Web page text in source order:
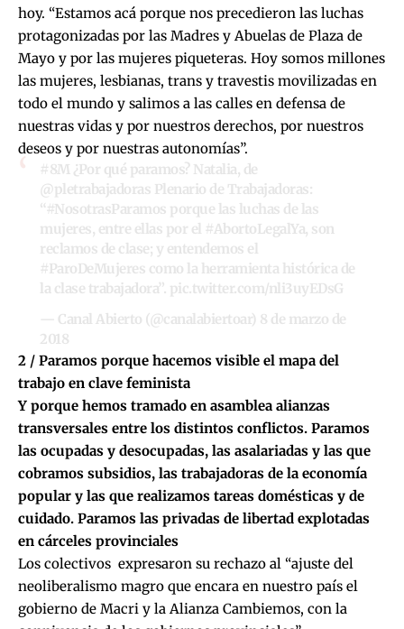
hoy. “Estamos acá porque nos precedieron las luchas
protagonizadas por las Madres y Abuelas de Plaza de
Mayo y por las mujeres piqueteras. Hoy somos millones
las mujeres, lesbianas, trans y travestis movilizadas en
todo el mundo y salimos a las calles en defensa de
nuestras vidas y por nuestros derechos, por nuestros
deseos y por nuestras autonomías”.
#8M¿Por qué paramos? Natalia, de
@pletrabajadoras Plenario de Trabajadoras:
“#NosotrasParamos porque las luchas de las
mujeres, entre ellas por el #AbortoLegalYa, son
reclamos de clase; y entendemos el
#ParoDeMujeres como la herramienta histórica de
la clase trabajadora”. pic.twitter.com/nli3uyEDsG
— Canal Abierto (@canalabiertoar) 8 de marzo de
2018
2 / Paramos porque hacemos visible el mapa del
trabajo en clave feminista
Y porque hemos tramado en asamblea alianzas
transversales entre los distintos conflictos. Paramos
las ocupadas y desocupadas, las asalariadas y las que
cobramos subsidios, las trabajadoras de la economía
popular y las que realizamos tareas domésticas y de
cuidado. Paramos las privadas de libertad explotadas
en cárceles provinciales
Los colectivos expresaron su rechazo al “ajuste del
neoliberalismo magro que encara en nuestro país el
gobierno de Macri y la Alianza Cambiemos, con la